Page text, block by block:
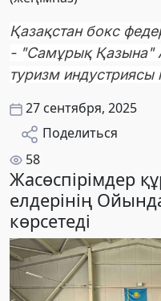
Қазақстан бокс
- "Самұрық Қазына"
туризм
27 сентября, 2025
Поделиться
58
Жасөспірімдер
елдерінің
көрсетеді